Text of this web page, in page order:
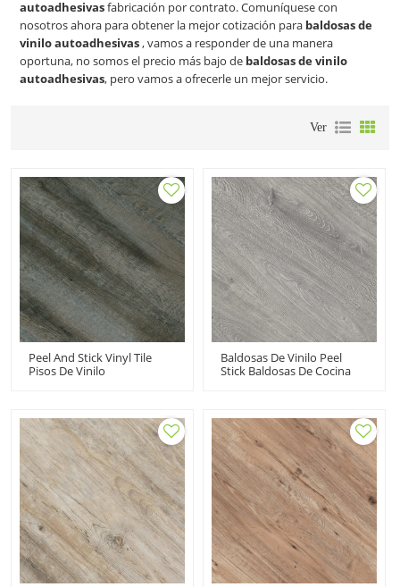
autoadhesivasfabricación por contrato. Comuníquese con
nosotros ahora para obtener la mejor cotización para baldosas de
vinilo autoadhesivas, vamos a responder de una manera
oportuna, no somos el precio más bajo de baldosas de vinilo
autoadhesivas, pero vamos a ofrecerle un mejor servicio.
Ver
Peel And Stick Vinyl Tile
Pisos De Vinilo
| 6''x36'' 100 MOQ HIF
20481
Baldosas De Vinilo Peel
Stick Baldosas De Cocina
Agua 6''x36'' HIF 20479